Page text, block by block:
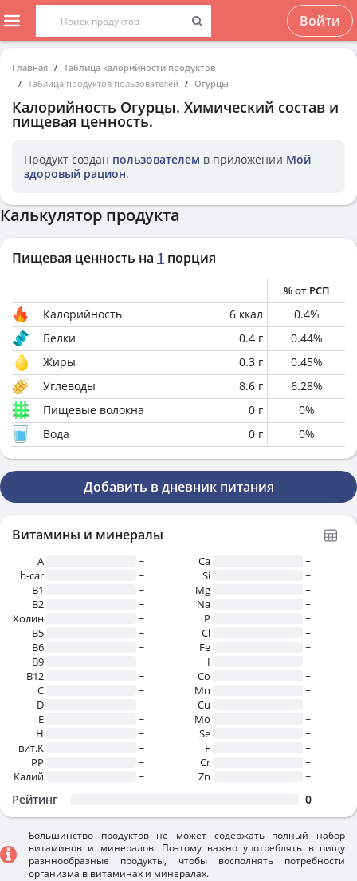
Войти
Главная
Таблица калорийности продуктов
Таблица продуктов пользователей
Огурцы
Калорийность Огурцы. Химический состав и
пищевая ценность.
Продукт создан пользователем в приложении Мой
здоровый рацион.
Калькулятор продукта
Пищевая ценность на 1 порция
% от РСП
Калорийность 6 ккал 0.4%
Белки
0.4 г 0.44%
Жиры
0.3 г 0.45%
Углеводы
8.6 г 6.28%
Пищевые волокна
0 г 0%
Вода
0 г 0%
Добавить в дневник питания
Витамины и минералы
A
~
b-car
~
В1
~
B2
~
Холин
~
B5
~
B6
~
B9
~
B12
~
C
~
D
~
E
~
H
~
вит.К
~
PP
~
Калий
~
Ca
~
Si
~
Mg
~
Na
~
P
~
Cl
~
Fe
~
I
~
Co
~
Mn
~
Cu
~
Mo
~
Se
~
F
~
Cr
~
Zn
~
Рейтинг 0
Большинство продуктов не может содержать полный набор
витаминов и минералов. Поэтому важно употреблять в пищу
разннообразные продукты, чтобы восполнять потребности
организма в витаминах и минералах.